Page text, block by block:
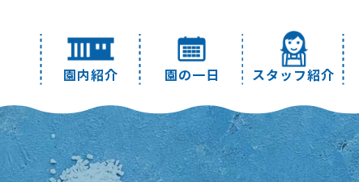
園内紹介 園の一日 スタッフ紹介